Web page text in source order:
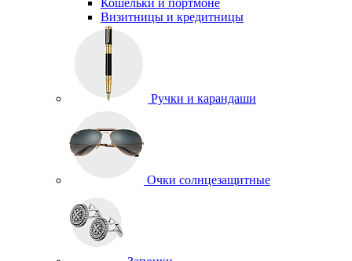
Кошельки и портмоне
Визитницы и кредитницы
Ручки и карандаши
Очки солнцезащитные